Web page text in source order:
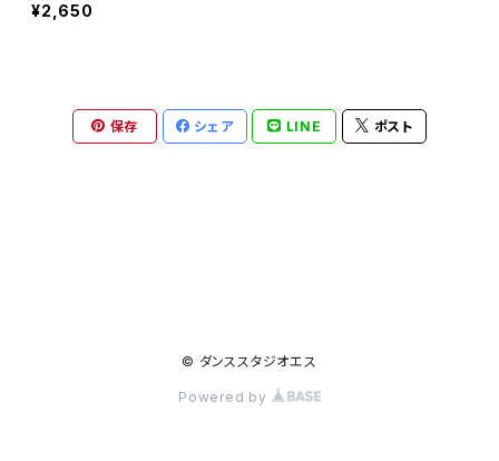
¥2,650
保存 シェア LINE ポスト
© ダンススタジオエス
Powered by